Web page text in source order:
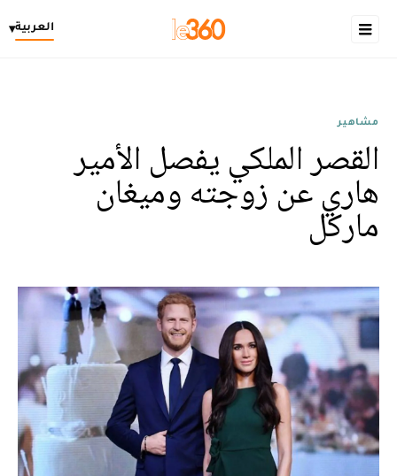
العربية▾
مشاهير
القصر الملكي يفصل الأمير
هاري عن زوجته وميغان
ماركل